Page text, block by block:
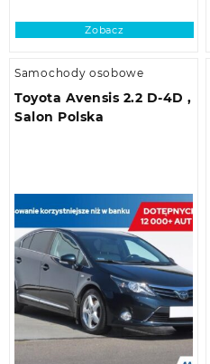
Zobacz
Samochody osobowe
Toyota Avensis 2.2 D-4D ,
Salon Polska